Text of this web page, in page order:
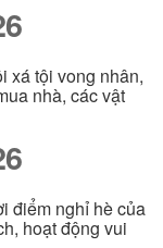
xá tội vong nhân,
nhà, các vật
điểm nghỉ hè của
hoạt động vui